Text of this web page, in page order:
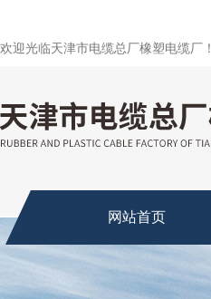
欢迎光临天津市电缆总厂橡塑电缆厂！
网站首页